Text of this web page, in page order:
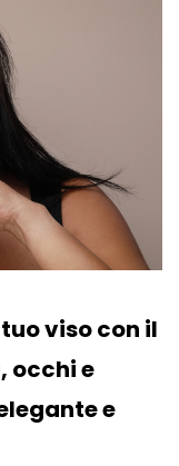
viso con il
occhi e
e